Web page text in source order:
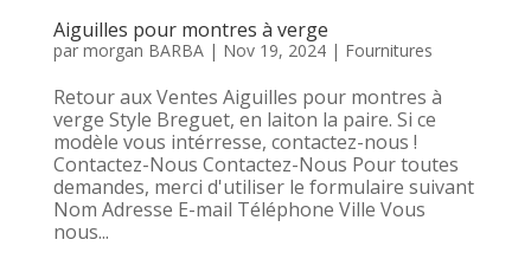
Aiguilles pour montres à verge
par morgan BARBA| Nov 19, 2024| Fournitures
Retour aux Ventes Aiguilles pour montres à
verge Style Breguet, en laiton la paire. Si ce
modèle vous intérresse, contactez-nous !
Contactez-Nous Contactez-Nous Pour toutes
demandes, merci d'utiliser le formulaire suivant
Nom Adresse E-mail Téléphone Ville Vous
nous...